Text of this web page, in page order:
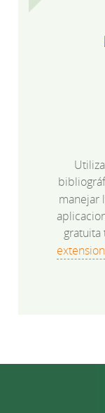
manejar
gratuita